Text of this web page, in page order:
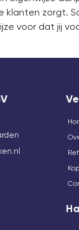
klanten zorgt.
voor dat jij